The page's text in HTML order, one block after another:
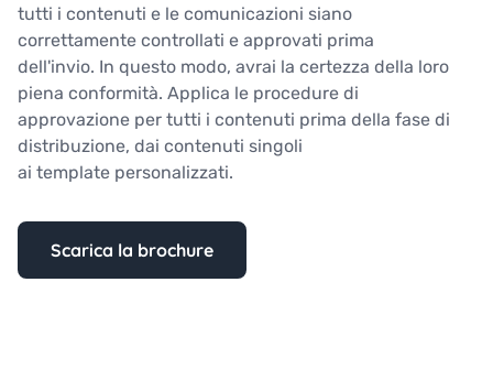
tutti i contenuti e le comunicazioni siano
correttamente controllati e approvati prima
dell'invio. In questo modo, avrai la certezza della loro
piena conformità. Applica le procedure di
approvazione per tutti i contenuti prima della fase di
distribuzione, dai contenuti singoli
ai template personalizzati.
Scarica la brochure